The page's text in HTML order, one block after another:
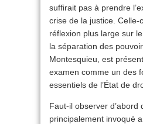
suffirait pas à prendre
crise de la justice. Celle-
réflexion plus large sur
la séparation des
Montesquieu, est
examen comme un des
essentiels de l’État de
Faut-il observer d’abord
principalement invoqué